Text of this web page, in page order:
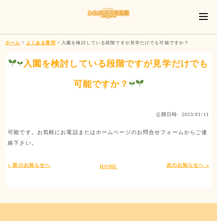
ホーム > よくある質問 > 入園を検討している段階ですが見学だけでも可能ですか？
入園を検討している段階ですが見学だけでも
可能ですか？
公開日時: 2023/01/11
可能です。お気軽にお電話またはホームページのお問合せフォームからご連
絡下さい。
« 前のお知らせへ HOME 次のお知らせへ »